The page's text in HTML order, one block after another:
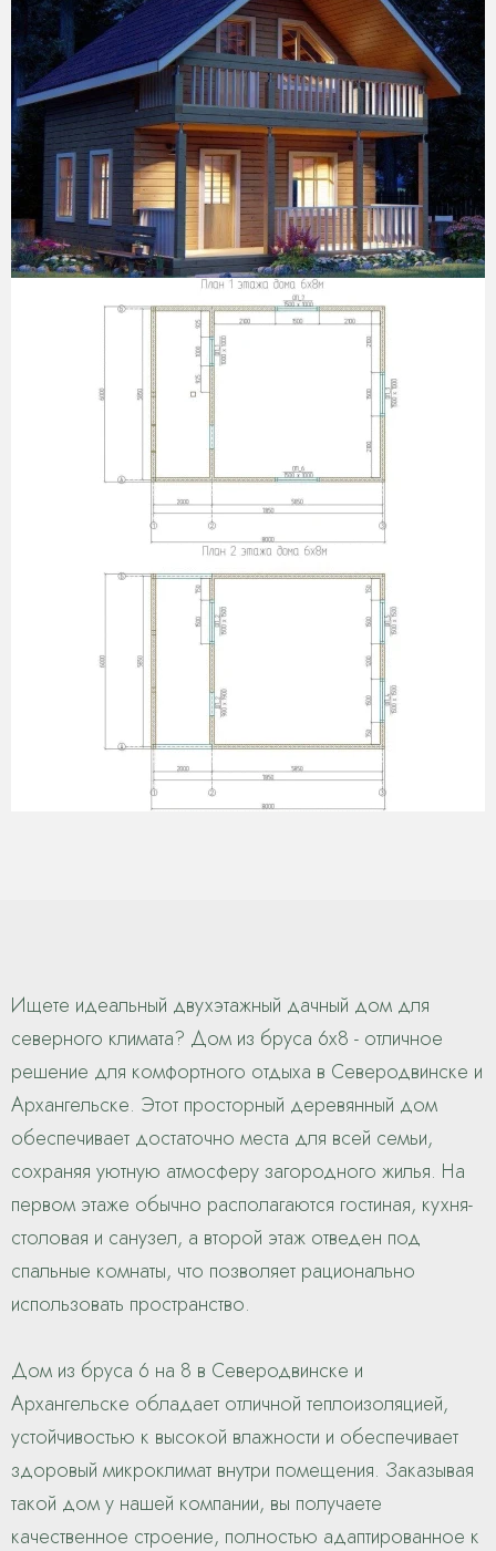
Ищете идеальный двухэтажный дачный дом для
северного климата? Дом из бруса 6х8 - отличное
решение для комфортного отдыха в Северодвинске и
Архангельске. Этот просторный деревянный дом
обеспечивает достаточно места для всей семьи,
сохраняя уютную атмосферу загородного жилья. На
первом этаже обычно располагаются гостиная, кухня-
столовая и санузел, а второй этаж отведен под
спальные комнаты, что позволяет рационально
использовать пространство.
Дом из бруса 6 на 8 в Северодвинске и
Архангельске обладает отличной теплоизоляцией,
устойчивостью к высокой влажности и обеспечивает
здоровый микроклимат внутри помещения. Заказывая
такой дом у нашей компании, вы получаете
качественное строение, полностью адаптированное к